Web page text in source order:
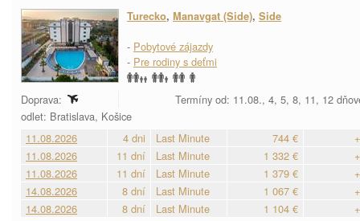
Turecko, Manavgat (Side), Side
- Pobytové zájazdy
- Pre rodiny s deťmi
Doprava:
Termíny od: 11.08., 4, 5, 8, 11, 12
odlet: Bratislava, Košice
11.08.2026
4 dni Last Minute 744 €
11.08.2026
11 dní Last Minute 1 332 €
11.08.2026
11 dní Last Minute 1 379 €
14.08.2026
8 dní Last Minute 1 067 €
14.08.2026
8 dní Last Minute 1 104 €